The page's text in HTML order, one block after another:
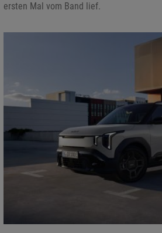
ersten Mal vom Band lief.